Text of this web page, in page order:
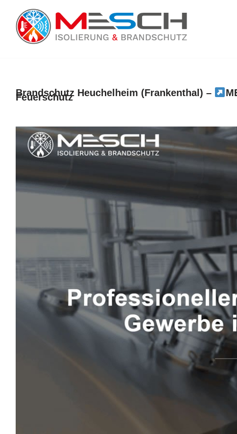
Zum
Inhalt
Brandschutz Heuchelheim (Frankenthal) –
Feuerschutz